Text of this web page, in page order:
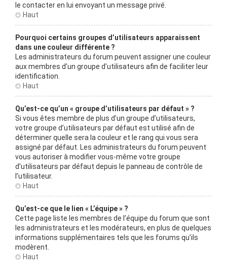
le contacter en lui envoyant un message privé.
Haut
Pourquoi certains groupes d’utilisateurs apparaissent
dans une couleur différente ?
Les administrateurs du forum peuvent assigner une couleur
aux membres d’un groupe d’utilisateurs afin de faciliter leur
identification.
Haut
Qu’est-ce qu’un « groupe d’utilisateurs par défaut » ?
Si vous êtes membre de plus d’un groupe d’utilisateurs,
votre groupe d’utilisateurs par défaut est utilisé afin de
déterminer quelle sera la couleur et le rang qui vous sera
assigné par défaut. Les administrateurs du forum peuvent
vous autoriser à modifier vous-même votre groupe
d’utilisateurs par défaut depuis le panneau de contrôle de
l’utilisateur.
Haut
Qu’est-ce que le lien « L’équipe » ?
Cette page liste les membres de l’équipe du forum que sont
les administrateurs et les modérateurs, en plus de quelques
informations supplémentaires tels que les forums qu’ils
modèrent.
Haut